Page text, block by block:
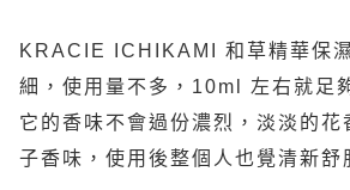
KRACIE ICHIKAMI
和草精華保
細，使用量不多，10ml 左右就足
它的香味不會過份濃烈，淡淡的花
子香味，使用後整個人也覺清新舒